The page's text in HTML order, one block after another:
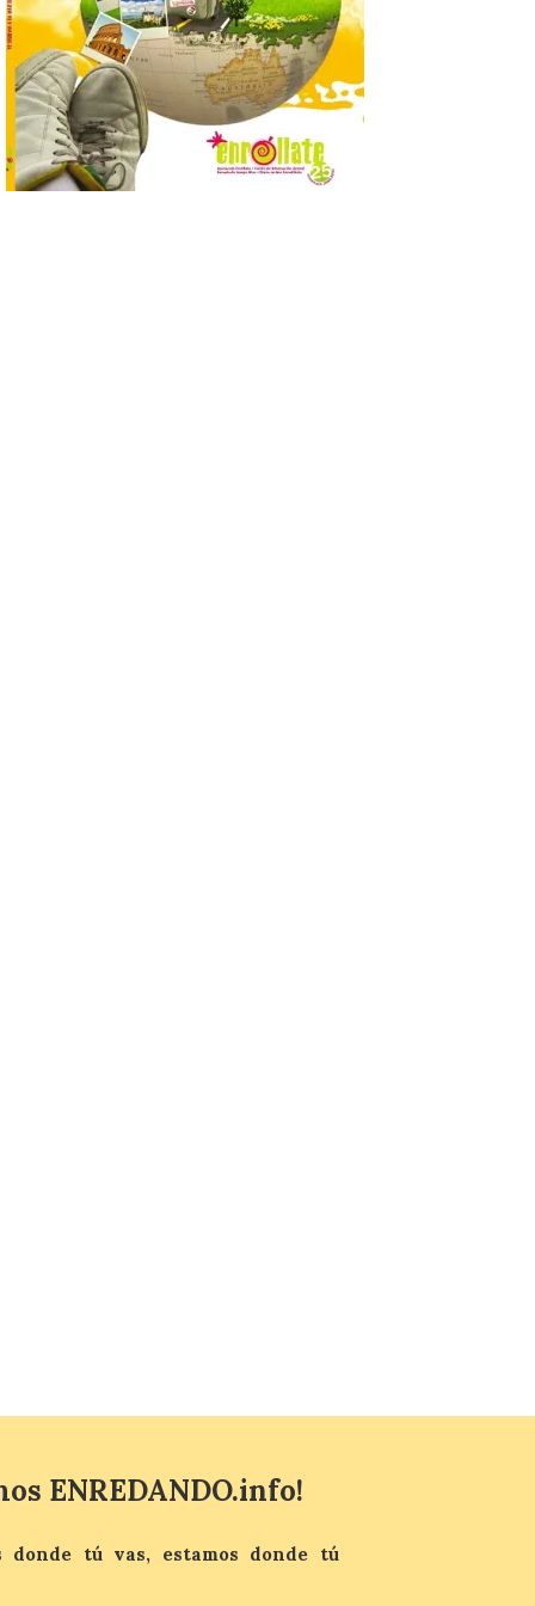
La programación
incorpora un amplio
calendario de actividades
de animación dirigidas a
todos los públicos. La
Bañeza inauguró en la tarde de este
martes 4 de agosto una nueva edición de
su tradicional Mercado Medieval, que
ENREDANDO.info!
donde tú vas, estamos donde tú